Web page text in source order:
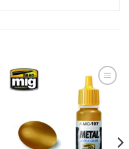
Add to
Wishlist